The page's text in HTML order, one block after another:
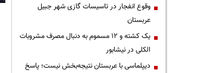
وقوع انفجار در تاسیسات گازی شهر جبیل
عربستان
یک کشته و ۱۲ مسموم به دنبال مصرف مشروبات
الکلی در نیشابور
دیپلماسی با عربستان نتیجه‌بخش نیست؛ پاسخ